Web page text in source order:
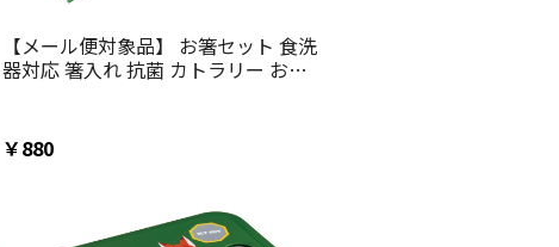
【メール便対象品】 お箸セット 食洗
器対応 箸入れ 抗菌 カトラリー お弁
ニック ジュディ ディズニー
￥880